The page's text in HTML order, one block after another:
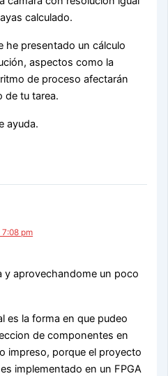
calculado.
he presentado un cálculo
aspectos como la
de proceso afectarán
de tu tarea.
ayuda.
7:08 pm
y aprovechandome un poco
es la forma en que pudeo
de componentes en
impreso, porque el proyecto
implementado en un FPGA